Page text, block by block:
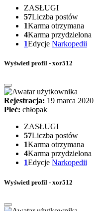
ZASŁUGI
57Liczba postów
1Karma otrzymana
4Karma przydzielona
1Edycje Narkopedii
Wyświetl profil - xor512
Rejestracja: 19 marca 2020
Płeć: chłopak
ZASŁUGI
57Liczba postów
1Karma otrzymana
4Karma przydzielona
1Edycje Narkopedii
Wyświetl profil - xor512